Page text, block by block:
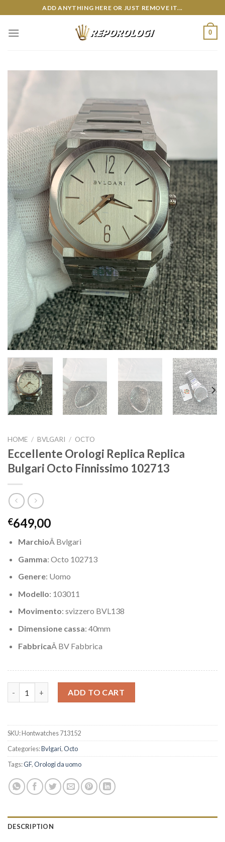
to
content
ADD ANYTHING HERE OR JUST REMOVE IT...
0
HOME / BVLGARI / OCTO
Eccellente Orologi Replica Replica
Bulgari Octo Finnissimo 102713
€649,00
MarchioÂ Bvlgari
Gamma: Octo 102713
Genere: Uomo
Modello: 103011
Movimento: svizzero BVL138
Dimensione cassa: 40mm
FabbricaÂ BV Fabbrica
ADD TO CART
SKU:Hontwatches 713152
Categories:Bvlgari,Octo
Tags:GF,Orologi da uomo
DESCRIPTION